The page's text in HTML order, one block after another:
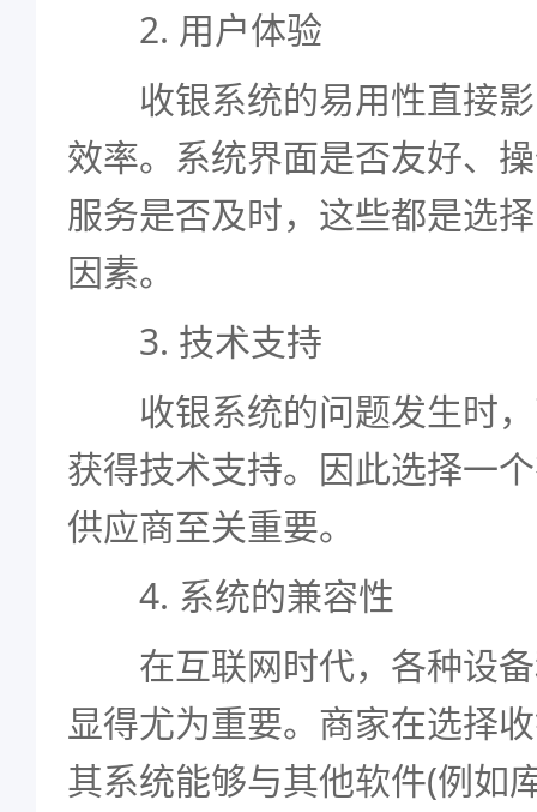
2. 用户体验
收银系统的易用性直接影
效率。系统界面是否友好、
服务是否及时，这些都是选
因素。
3. 技术支持
收银系统的问题发生时，
获得技术支持。因此选择一
供应商至关重要。
4. 系统的兼容性
在互联网时代，各种设备
显得尤为重要。商家在选择
其系统能够与其他软件(例如